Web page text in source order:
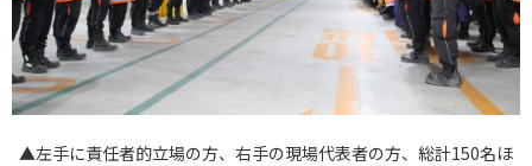
▲左手に責任者的立場の方、右手の現場代表者の方、総計150名ほ